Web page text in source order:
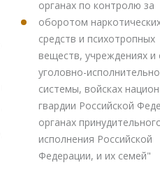
органах по контролю за
оборотом
средств и психотропных
веществ, учреждениях и
уголовно-
системы, войсках
гвардии Российской
органах
исполнения Российской
Федерации, и их семей"